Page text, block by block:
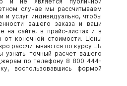
случае мы рассчитываем
и услуг индивидуально, чтобы
вашего заказа и ваши
на сайте, в прайс-листах и в
от конечной стоимости. Цены
рассчитываются по курсу ЦБ
узнать точный расчет вашего
по телефону 8 800 444-
воспользовавшись формой